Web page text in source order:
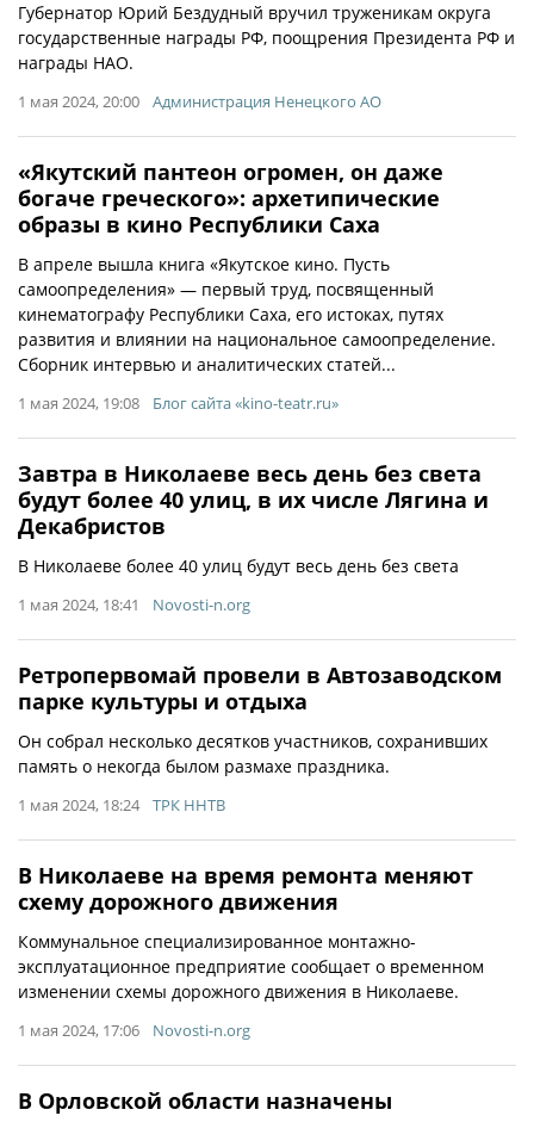
Губернатор Юрий Бездудный вручил труженикам округа
государственные награды РФ, поощрения Президента РФ и
награды НАО.
1 мая 2024, 20:00 Администрация Ненецкого АО
«Якутский пантеон огромен, он даже
богаче греческого»: архетипические
образы в кино Республики Саха
В апреле вышла книга «Якутское кино. Пусть
самоопределения» — первый труд, посвященный
кинематографу Республики Саха, его истоках, путях
развития и влиянии на национальное самоопределение.
Сборник интервью и аналитических статей...
1 мая 2024, 19:08 Блог сайта «kino-teatr.ru»
Завтра в Николаеве весь день без света
будут более 40 улиц, в их числе Лягина и
Декабристов
В Николаеве более 40 улиц будут весь день без света
1 мая 2024, 18:41 Novosti-n.org
Ретропервомай провели в Автозаводском
парке культуры и отдыха
Он собрал несколько десятков участников, сохранивших
память о некогда былом размахе праздника.
1 мая 2024, 18:24 ТРК ННТВ
В Николаеве на время ремонта меняют
схему дорожного движения
Коммунальное специализированное монтажно-
эксплуатационное предприятие сообщает о временном
изменении схемы дорожного движения в Николаеве.
1 мая 2024, 17:06 Novosti-n.org
В Орловской области назначены